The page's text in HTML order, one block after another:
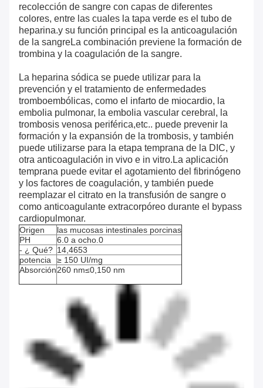
recolección de sangre con capas de diferentes
colores, entre las cuales la tapa verde es el tubo de
heparina.y su función principal es la anticoagulación
de la sangreLa combinación previene la formación de
trombina y la coagulación de la sangre.
La heparina sódica se puede utilizar para la
prevención y el tratamiento de enfermedades
tromboembólicas, como el infarto de miocardio, la
embolia pulmonar, la embolia vascular cerebral, la
trombosis venosa periférica,etc.. puede prevenir la
formación y la expansión de la trombosis, y también
puede utilizarse para la etapa temprana de la DIC, y
otra anticoagulación in vivo e in vitro.La aplicación
temprana puede evitar el agotamiento del fibrinógeno
y los factores de coagulación, y también puede
reemplazar el citrato en la transfusión de sangre o
como anticoagulante extracorpóreo durante el bypass
cardiopulmonar.
Origen
las mucosas intestinales porcinas
PH
6.0 a ocho.0
- ¿ Qué? 14,4653
potencia
≥ 150 UI/mg
Absorción260 nm≤0,150 nm